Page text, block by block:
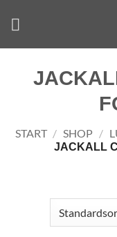
START / SHOP /
JACKALL